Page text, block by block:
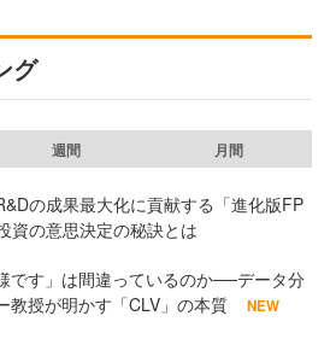
グ
週間 月間
の成果最大化に貢献する「進化版FP
資の意思決定の秘訣とは
です」は間違っているのか──データ分
教授が明かす「CLV」の本質
NEW